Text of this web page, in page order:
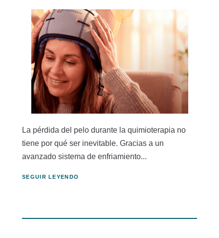
La pérdida del pelo durante la quimioterapia no
tiene por qué ser inevitable. Gracias a un
avanzado sistema de enfriamiento...
SEGUIR LEYENDO